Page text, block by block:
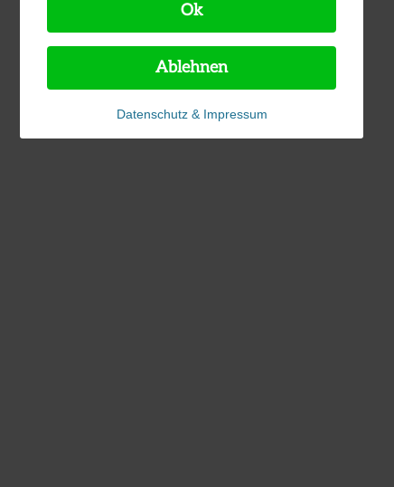
Ok
Ablehnen
Datenschutz & Impressum